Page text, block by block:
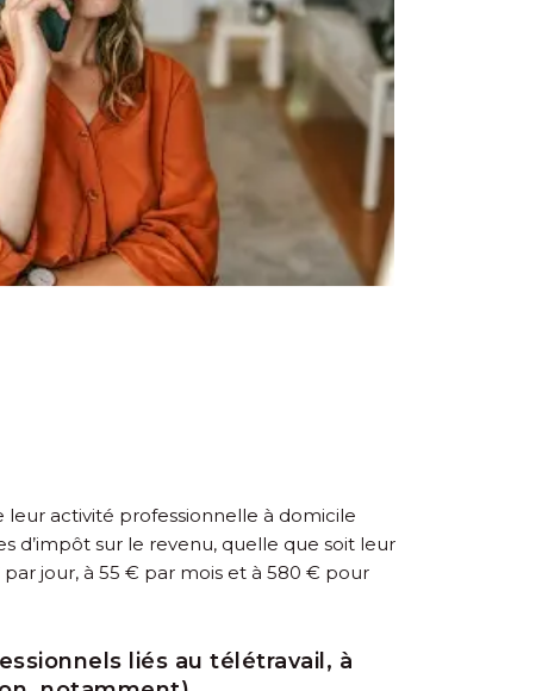
leur activité professionnelle à domicile
d’impôt sur le revenu, quelle que soit leur
jour, à 55 € par mois et à 580 € pour
liés au télétravail, à